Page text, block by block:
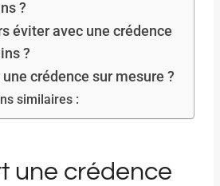
?
éviter avec une crédence
?
crédence sur mesure ?
similaires :
une crédence